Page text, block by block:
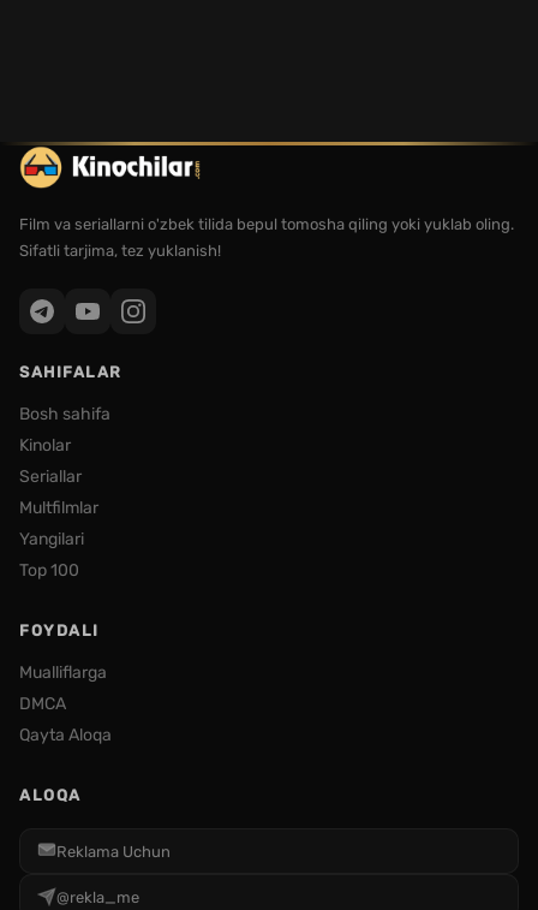
Film va seriallarni o'zbek tilida bepul tomosha qiling yoki yuklab oling.
Sifatli tarjima, tez yuklanish!
SAHIFALAR
Bosh sahifa
Kinolar
Seriallar
Multfilmlar
Yangilari
Top 100
FOYDALI
Mualliflarga
DMCA
Qayta Aloqa
ALOQA
Reklama Uchun
@rekla_me